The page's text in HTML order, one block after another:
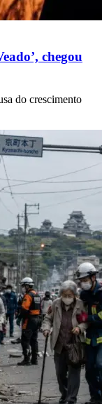
chegou
do crescimento